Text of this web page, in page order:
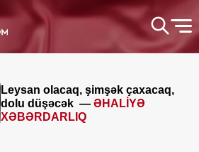
Leysan olacaq, şimşək çaxacaq,
dolu düşəcək — ƏHALİYƏ
XƏBƏRDARLIQ